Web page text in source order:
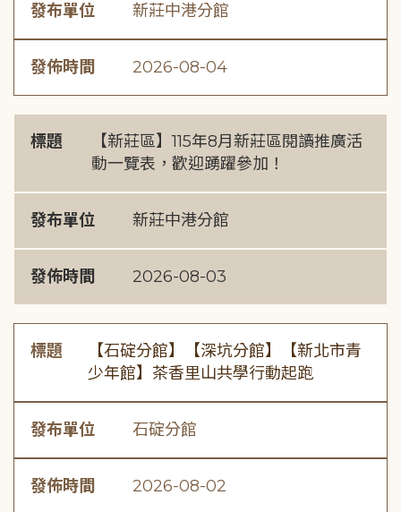
發布單位 新莊中港分館
發佈時間 2026-08-04
標題
【新莊區】115年8月新莊區閱讀推廣活
動一覽表，歡迎踴躍參加！
發布單位 新莊中港分館
發佈時間 2026-08-03
標題
【石碇分館】【深坑分館】【新北市青
少年館】茶香里山共學行動起跑
發布單位 石碇分館
發佈時間 2026-08-02